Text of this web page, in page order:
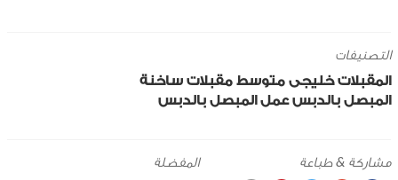
التصنيفات
المقبلات خليجى متوسط مقبلات ساخنة
المبصل بالدبس عمل المبصل بالدبس
مشاركة & طباعة المفضلة